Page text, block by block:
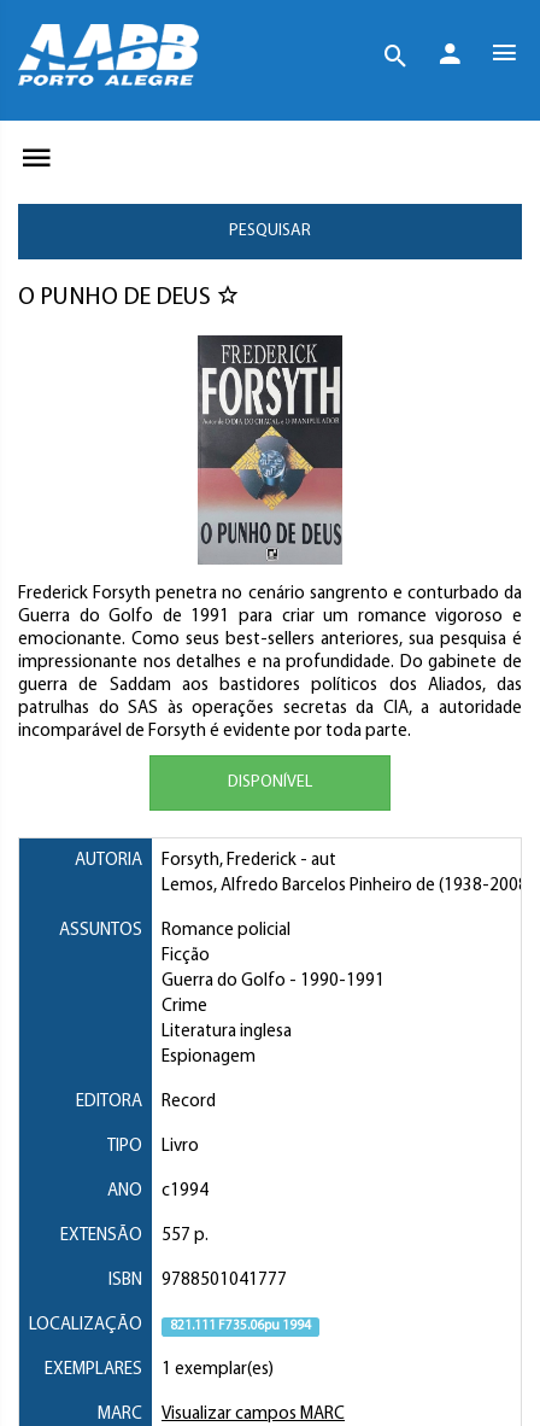
PESQUISAR
O PUNHO DE DEUS
Frederick Forsyth penetra no cenário sangrento e conturbado da
Guerra do Golfo de 1991 para criar um romance vigoroso e
emocionante. Como seus best-sellers anteriores, sua pesquisa é
impressionante nos detalhes e na profundidade. Do gabinete de
guerra de Saddam aos bastidores políticos dos Aliados, das
patrulhas do SAS às operações secretas da CIA, a autoridade
incomparável de Forsyth é evidente por toda parte.
DISPONÍVEL
AUTORIA Forsyth, Frederick - aut
Lemos, Alfredo Barcelos Pinheiro de (1938-2008)
ASSUNTOS
Romance policial
Ficção
Guerra do Golfo - 1990-1991
Crime
Literatura inglesa
Espionagem
EDITORA Record
TIPO Livro
ANO c1994
EXTENSÃO 557 p.
ISBN 9788501041777
LOCALIZAÇÃO 821.111 F735.06pu 1994
EXEMPLARES 1 exemplar(es)
MARC Visualizar campos MARC